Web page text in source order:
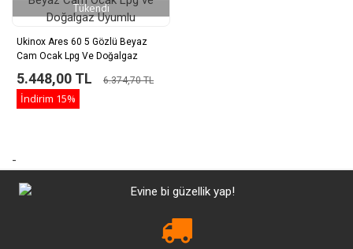
Tükendi
Ukinox Ares 60 5 Gözlü Beyaz
Cam Ocak Lpg Ve Doğalgaz
5.448,00 TL 6.374,70 TL
İndirim 15%
-